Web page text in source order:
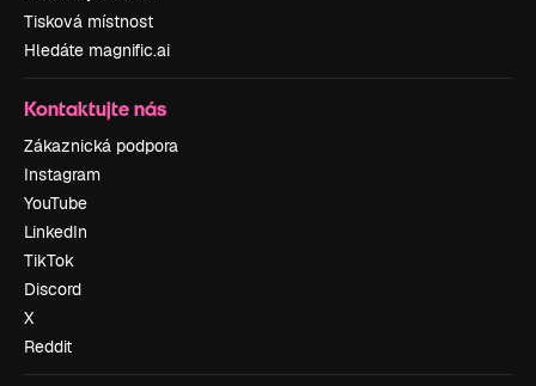
Tisková místnost
Hledáte magnific.ai
Kontaktujte nás
Zákaznická podpora
Instagram
YouTube
LinkedIn
TikTok
Discord
X
Reddit